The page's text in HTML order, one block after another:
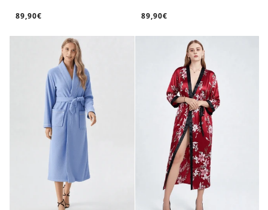
89,90€
normal
/
PRIX
89,90€
normal
/
PRIX